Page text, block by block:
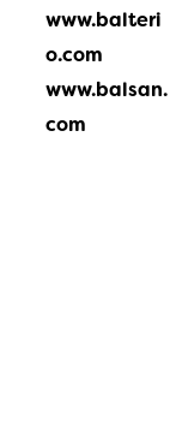
www.balteri
o.com
www.balsan.
com